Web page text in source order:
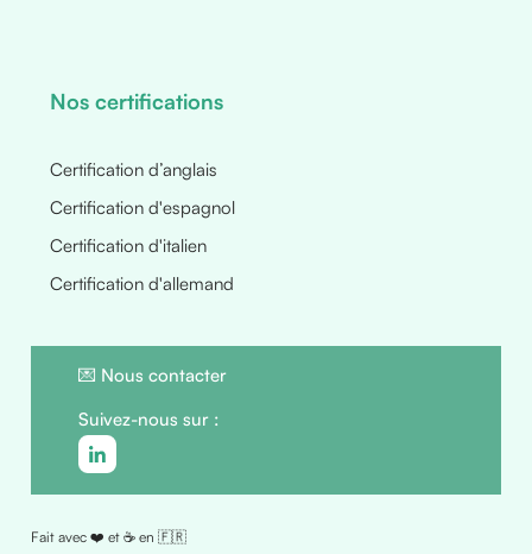
Nos certifications
Certification d’anglais
Certification d'espagnol
Certification d'italien
Certification d'allemand
💌 Nous contacter
Suivez-nous sur :
Fait avec ❤️ et ☕ en 🇫🇷